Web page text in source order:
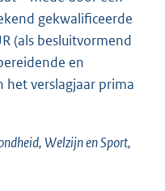
gekwalificeerde
(als besluitvormend
en
het verslagjaar prima
Welzijn en Sport,